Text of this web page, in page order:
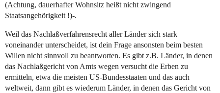
(Achtung, dauerhafter Wohnsitz heißt nicht zwingend
Staatsangehörigkeit !)-.
Weil das Nachlaßverfahrensrecht aller Länder sich stark
voneinander unterscheidet, ist dein Frage ansonsten beim besten
Willen nicht sinnvoll zu beantworten. Es gibt z.B. Länder, in denen
das Nachlaßgericht von Amts wegen versucht die Erben zu
ermitteln, etwa die meisten US-Bundesstaaten und das auch
weltweit, dann gibt es wiederum Länder, in denen das Gericht von